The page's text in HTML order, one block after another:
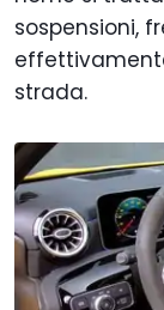
sospensioni,
strada.